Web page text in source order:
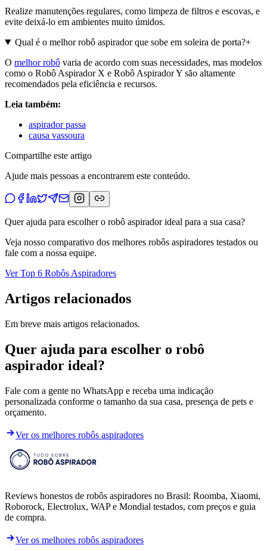
Realize manutenções regulares, como limpeza de filtros e escovas, e
evite deixá-lo em ambientes muito úmidos.
Qual é o melhor robô aspirador que sobe em soleira de porta?+
O melhor robô varia de acordo com suas necessidades, mas modelos
como o Robô Aspirador X e Robô Aspirador Y são altamente
recomendados pela eficiência e recursos.
Leia também:
aspirador passa
causa vassoura
Compartilhe este artigo
Ajude mais pessoas a encontrarem este conteúdo.
Quer ajuda para escolher o robô aspirador ideal para a sua casa?
Veja nosso comparativo dos melhores robôs aspiradores testados ou
fale com a nossa equipe.
Ver Top 6 Robôs Aspiradores
Artigos relacionados
Em breve mais artigos relacionados.
Quer ajuda para escolher o robô
aspirador ideal?
Fale com a gente no WhatsApp e receba uma indicação
personalizada conforme o tamanho da sua casa, presença de pets e
orçamento.
Ver os melhores robôs aspiradores
Reviews honestos de robôs aspiradores no Brasil: Roomba, Xiaomi,
Roborock, Electrolux, WAP e Mondial testados, com preços e guia
de compra.
Ver os melhores robôs aspiradores